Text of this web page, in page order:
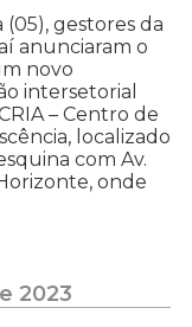
gestores da
anunciaram o
novo
intersetorial
– Centro de
localizado
com Av.
onde
2023